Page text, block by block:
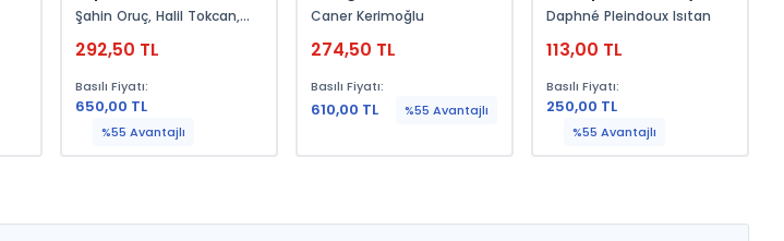
Yaklaşıma Bir Örnek
Coğrafya Ve Coğrafya
Şahin Oruç, Halil Tokcan,
292,50 TL
Basılı Fiyatı:
650,00 TL
%55 Avantajlı
Yazıları
Caner Kerimoğlu
274,50 TL
Basılı Fiyatı:
610,00 TL %55 Avantajlı
Potter
Daphné Pleindoux Isıtan
113,00 TL
Basılı Fiyatı:
250,00 TL
%55 Avantajlı